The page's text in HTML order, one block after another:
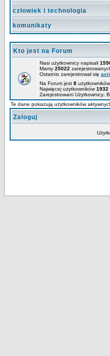
człowiek i technologia
komunikaty
Kto jest na Forum
Nasi użytkownicy napisali
Mamy 25022
Ostatnio zarejestrował się
Na Forum jest 8
Najwięcej użytkowników1932
Zarejestrowani Użytkownicy:
Te dane pokazują użytkowników
Zaloguj